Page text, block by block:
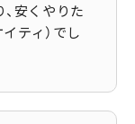
安くやりた
ティ）でし